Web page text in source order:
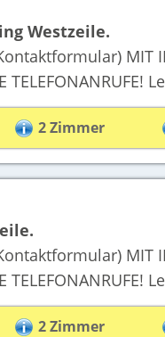
Westzeile.
MIT
2 Zimmer
MIT
2 Zimmer